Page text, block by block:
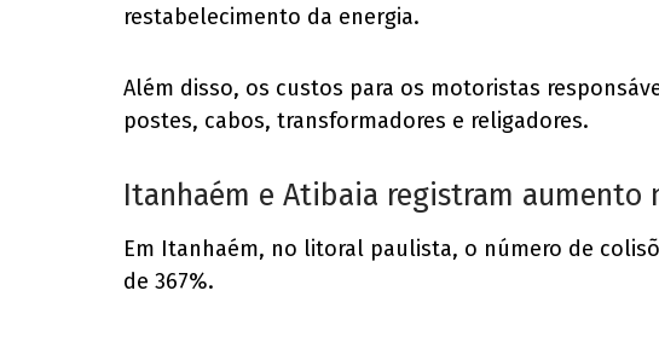
restabelecimento da energia.
Além disso, os custos para os motoristas
postes, cabos, transformadores e religadores.
Itanhaém e Atibaia registram aumento
Em Itanhaém, no litoral paulista, o número de
de 367%.